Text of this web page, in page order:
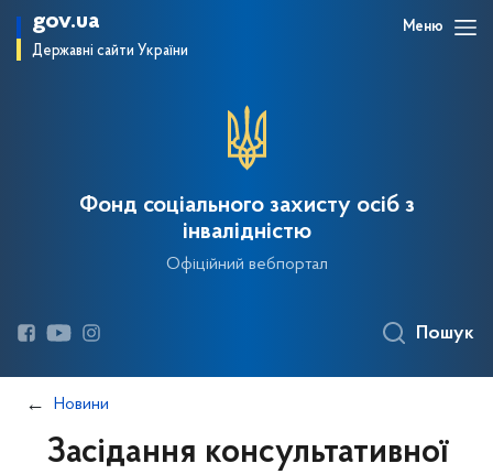
gov.ua
Державні сайти України
Меню
Фонд соціального захисту осіб з
інвалідністю
Офіційний вебпортал
Пошук
Новини
Засідання консультативної